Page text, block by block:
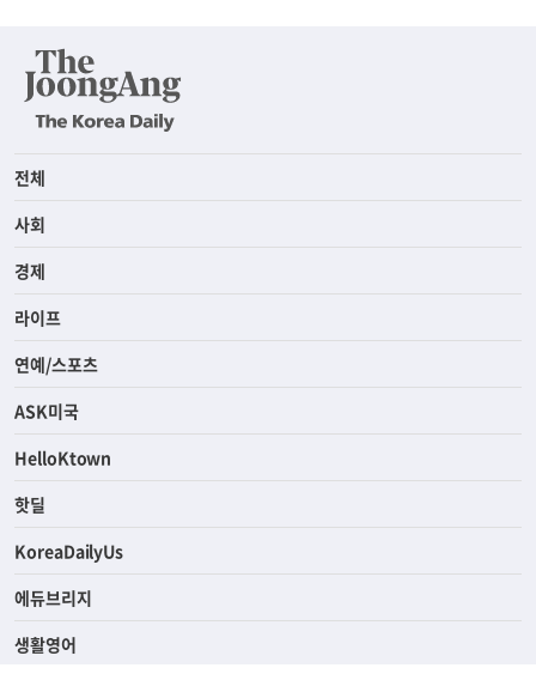
전체
사회
경제
라이프
연예/스포츠
ASK미국
HelloKtown
핫딜
KoreaDailyUs
에듀브리지